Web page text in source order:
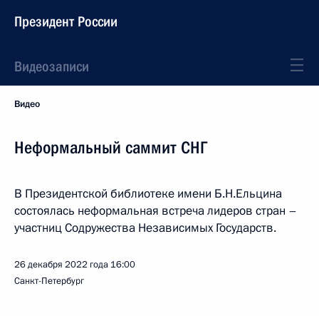
Президент России
Видеозаписи
Видео
Неформальный саммит СНГ
В Президентской библиотеке имени Б.Н.Ельцина
состоялась неформальная встреча лидеров стран –
участниц Содружества Независимых Государств.
26 декабря 2022 года 16:00
Санкт-Петербург